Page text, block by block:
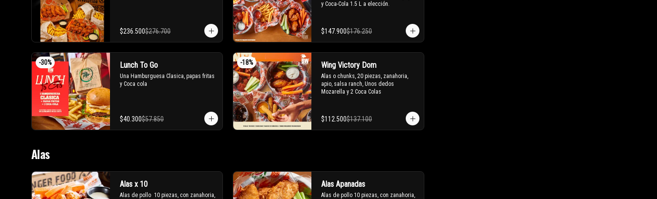
$236.500$276.700
y Coca-Cola 1.5 L a elección.
$147.900$176.250
-30% Lunch To Go
Una Hamburguesa Clasica, papas fritas
y Coca cola
$40.300$57.850
-18% Wing Victory Dom
Alas o chunks, 20 piezas, zanahoria,
apio, salsa ranch, Unos dedos
Mozarella y 2 Coca Colas
$112.500$137.100
Alas
Alas x 10
Alas de pollo  10 piezas, con zanahoria,
Alas Apanadas
Alas de pollo 10 piezas, con zanahoria,